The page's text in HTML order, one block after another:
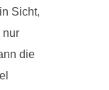
Sicht,
nur
die